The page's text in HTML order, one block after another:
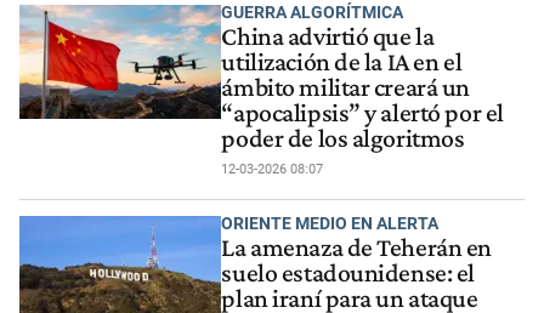
GUERRA ALGORÍTMICA
China advirtió que la
utilización de la IA en el
ámbito militar creará un
“apocalipsis” y alertó por el
poder de los algoritmos
12-03-2026 08:07
ORIENTE MEDIO EN ALERTA
La amenaza de Teherán en
suelo estadounidense: el
plan iraní para un ataque